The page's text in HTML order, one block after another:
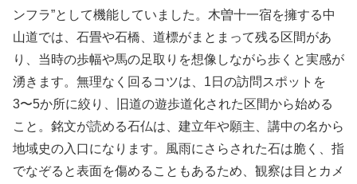
ンフラ”として機能していました。木曽十一宿を擁する中
山道では、石畳や石橋、道標がまとまって残る区間があ
り、当時の歩幅や馬の足取りを想像しながら歩くと実感が
湧きます。無理なく回るコツは、1日の訪問スポットを
3〜5か所に絞り、旧道の遊歩道化された区間から始める
こと。銘文が読める石仏は、建立年や願主、講中の名から
地域史の入口になります。風雨にさらされた石は脆く、指
でなぞると表面を傷めることもあるため、観察は目とカメ